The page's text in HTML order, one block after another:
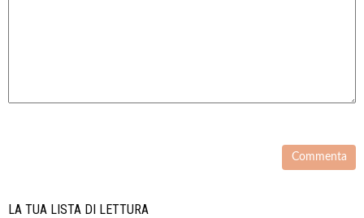
LA TUA LISTA DI LETTURA